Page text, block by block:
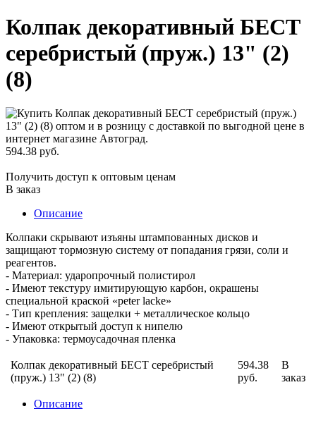
Колпак декоративный БЕСТ
серебристый (пруж.) 13" (2)
(8)
594.38 руб.
Получить доступ к оптовым ценам
В заказ
Описание
Колпаки скрывают изъяны штампованных дисков и
защищают тормозную систему от попадания грязи, соли и
реагентов.
- Материал: ударопрочный полистирол
- Имеют текстуру имитирующую карбон, окрашены
специальной краской «peter lacke»
- Тип крепления: защелки + металлическое кольцо
- Имеют открытый доступ к нипелю
- Упаковка: термоусадочная пленка
Колпак декоративный БЕСТ серебристый
(пруж.) 13" (2) (8)
594.38
руб.
В
заказ
Описание